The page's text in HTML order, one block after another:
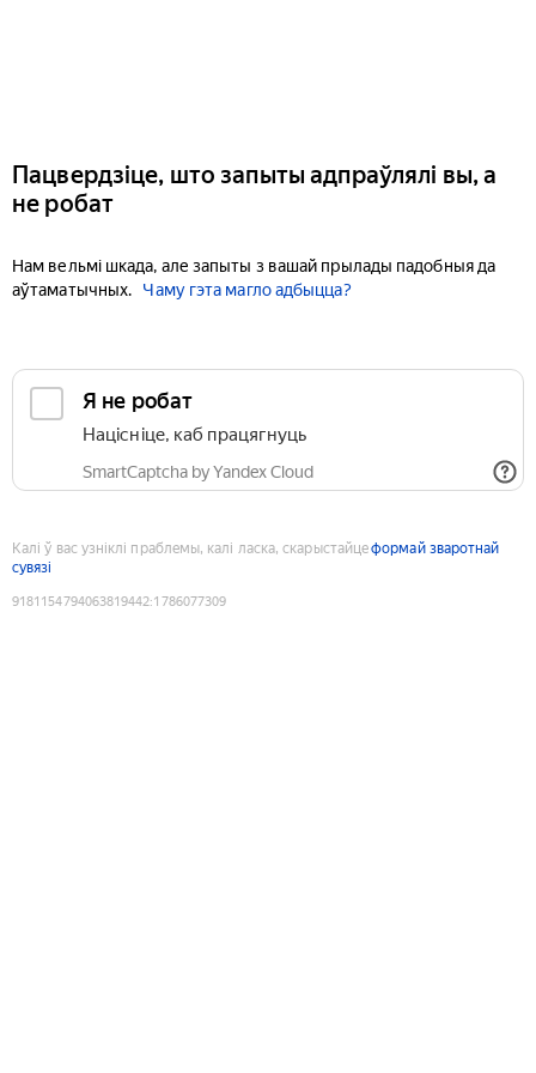
Пацвердзіце, што запыты адпраўлялі вы, а
не робат
Нам вельмі шкада, але запыты з вашай прылады падобныя да
аўтаматычных.
Чаму гэта магло адбыцца?
Я не робат
Націсніце, каб працягнуць
SmartCaptcha by Yandex Cloud
Калі ў вас узніклі праблемы, калі ласка, скарыстайцеформай зваротнай
сувязі
9181154794063819442:1786077309